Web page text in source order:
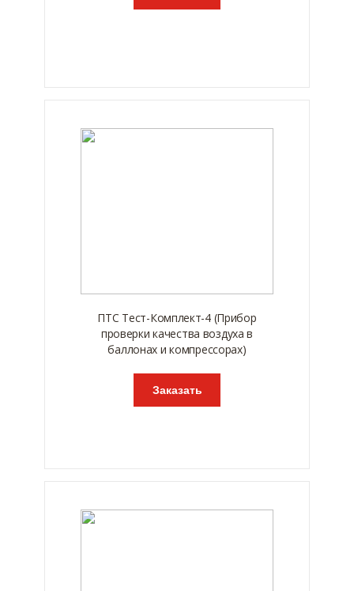
ПТС Тест-Комплект-4 (Прибор
проверки качества воздуха в
баллонах и компрессорах)
Заказать